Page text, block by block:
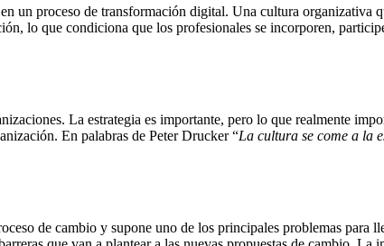
un proceso de transformación digital. Una cultura organizativa
lo que condiciona que los profesionales se incorporen,
La estrategia es importante, pero lo que realmente
En palabras de Peter Drucker “La cultura se come a la
de cambio y supone uno de los principales problemas para